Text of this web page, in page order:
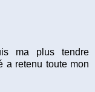
ma plus tendre
a retenu toute mon